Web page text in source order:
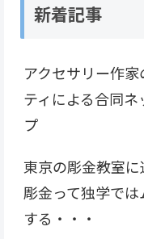
新着記事
アクセサリー作
ティによる合同ネ
プ
東京の彫金教室に
彫金って独学で
する・・・